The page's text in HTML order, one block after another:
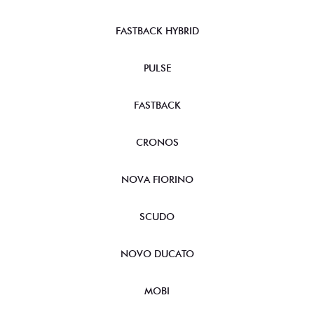
FASTBACK HYBRID
PULSE
FASTBACK
CRONOS
NOVA FIORINO
SCUDO
NOVO DUCATO
MOBI